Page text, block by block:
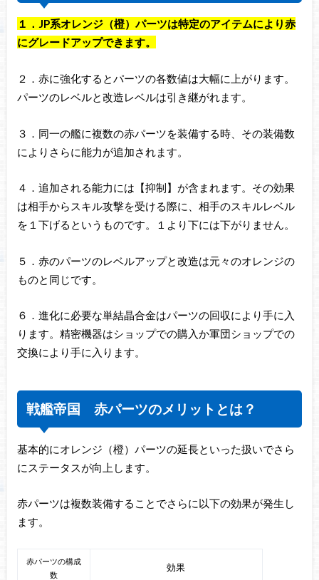
１．JP系オレンジ（橙）パーツは特定のアイテムにより赤
にグレードアップできます。
２．赤に強化するとパーツの各数値は大幅に上がります。
パーツのレベルと改造レベルは引き継がれます。
３．同一の艦に複数の赤パーツを装備する時、その装備数
によりさらに能力が追加されます。
４．追加される能力には【抑制】が含まれます。その効果
は相手からスキル攻撃を受ける際に、相手のスキルレベル
を１下げるというものです。１より下には下がりません。
５．赤のパーツのレベルアップと改造は元々のオレンジの
ものと同じです。
６．進化に必要な単結晶合金はパーツの回収により手に入
ります。精密機器はショップでの購入か軍団ショップでの
交換により手に入ります。
戦艦帝国 赤パーツのメリットとは？
基本的にオレンジ（橙）パーツの延長といった扱いでさら
にステータスが向上します。
赤パーツは複数装備することでさらに以下の効果が発生し
ます。
赤パーツの構成
数
効果